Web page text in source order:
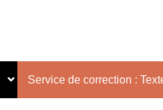
Service de correction :